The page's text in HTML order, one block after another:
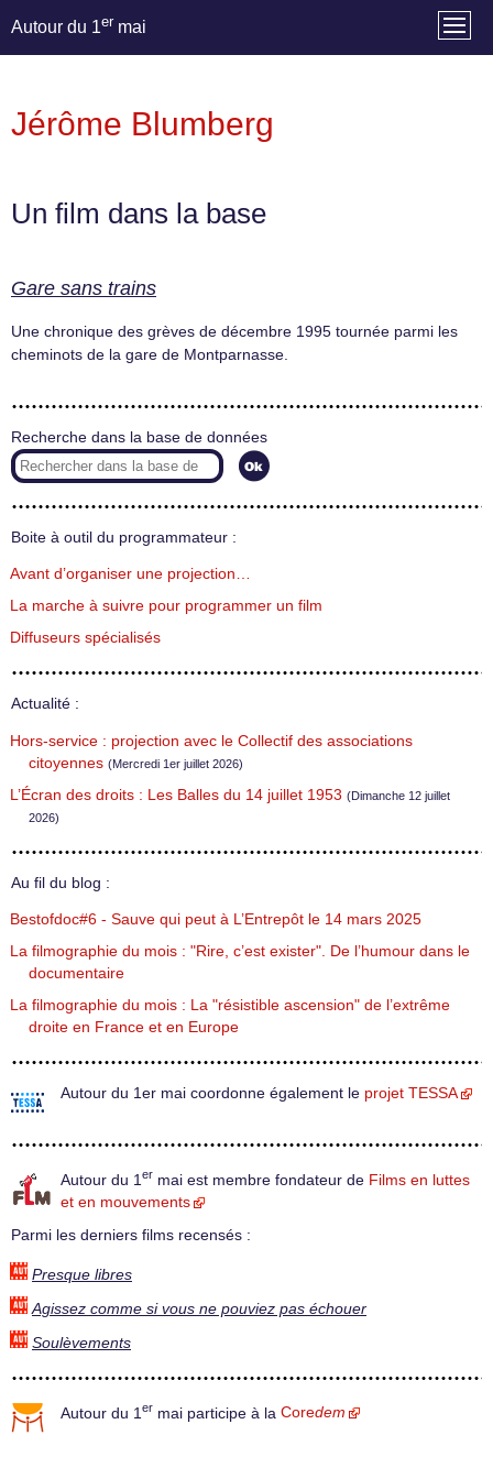
Autour du 1er mai
Jérôme Blumberg
Un film dans la base
Gare sans trains
Une chronique des grèves de décembre 1995 tournée parmi les
cheminots de la gare de Montparnasse.
Recherche dans la base de données
Boite à outil du programmateur :
Avant d’organiser une projection…
La marche à suivre pour programmer un film
Diffuseurs spécialisés
Actualité :
Hors-service : projection avec le Collectif des associations
citoyennes (Mercredi 1er juillet 2026)
L’Écran des droits : Les Balles du 14 juillet 1953 (Dimanche 12 juillet
2026)
Au fil du blog :
Bestofdoc#6 - Sauve qui peut à L’Entrepôt le 14 mars 2025
La filmographie du mois : "Rire, c’est exister". De l’humour dans le
documentaire
La filmographie du mois : La "résistible ascension" de l’extrême
droite en France et en Europe
Autour du 1er mai coordonne également le projet TESSA
Autour du 1 er mai est membre fondateur de Films en luttes
et en mouvements
Parmi les derniers films recensés :
Presque libres
Agissez comme si vous ne pouviez pas échouer
Soulèvements
Autour du 1 er mai participe à la Coredem